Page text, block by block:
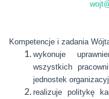
Kompetencje i zadania
wykonuje
wszystkich
jednostek
realizuje politykę